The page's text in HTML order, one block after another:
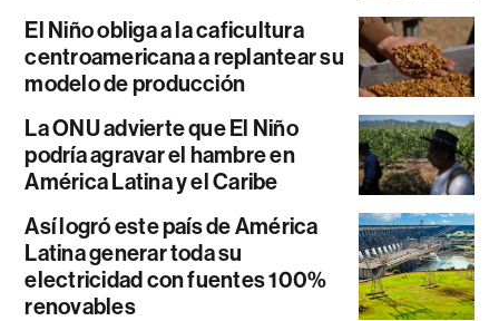
El Niño obliga a la caficultura
centroamericana a replantear su
modelo de producción
La ONU advierte que El Niño
podría agravar el hambre en
América Latina y el Caribe
Así logró este país de América
Latina generar toda su
electricidad con fuentes 100%
renovables